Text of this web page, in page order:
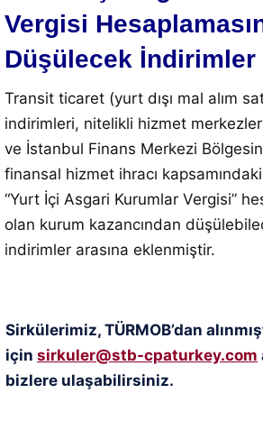
Vergisi
Düşülecek İndirimler
Transit ticaret (yurt dışı mal alım
indirimleri, nitelikli hizmet
ve İstanbul Finans Merkezi
finansal hizmet ihracı
“Yurt İçi Asgari Kurumlar Vergisi”
olan kurum kazancından
indirimler arasına eklenmiştir.
Sirkülerimiz, TÜRMOB’dan
için sirkuler@stb-cpaturkey.com
bizlere ulaşabilirsiniz.